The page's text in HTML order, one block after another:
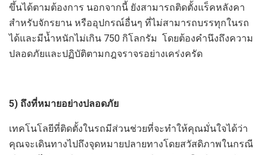
ขึ้นได้ตามต้องการ นอกจากนี้ ยังสามารถติดตั้งแร็คหลังคา
สำหรับจักรยาน หรืออุปกรณ์อื่นๆ ที่ไม่สามารถบรรทุกในรถ
ได้และมีน้ำหนักไม่เกิน 750 กิโลกรัม โดยต้องคำนึงถึงความ
ปลอดภัยและปฏิบัติตามกฎจราจรอย่างเคร่งครัด
5) ถึงที่หมายอย่างปลอดภัย
เทคโนโลยีที่ติดตั้งในรถมีส่วนช่วยที่จะทำให้คุณมั่นใจได้ว่า
คุณจะเดินทางไปถึงจุดหมายปลายทางโดยสวัสดิภาพในกรณี